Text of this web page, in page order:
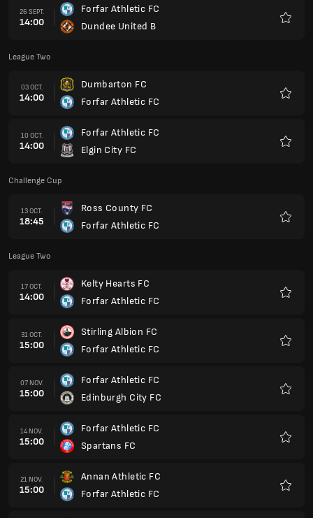
26 SEPT.
14:00
Forfar Athletic FC
Dundee United B
League Two
03 OCT.
14:00
Dumbarton FC
Forfar Athletic FC
10 OCT.
14:00
Forfar Athletic FC
Elgin City FC
Challenge Cup
13 OCT.
18:45
Ross County FC
Forfar Athletic FC
League Two
17 OCT.
14:00
Kelty Hearts FC
Forfar Athletic FC
31 OCT.
15:00
Stirling Albion FC
Forfar Athletic FC
07 NOV.
15:00
Forfar Athletic FC
Edinburgh City FC
14 NOV.
15:00
Forfar Athletic FC
Spartans FC
21 NOV.
15:00
Annan Athletic FC
Forfar Athletic FC